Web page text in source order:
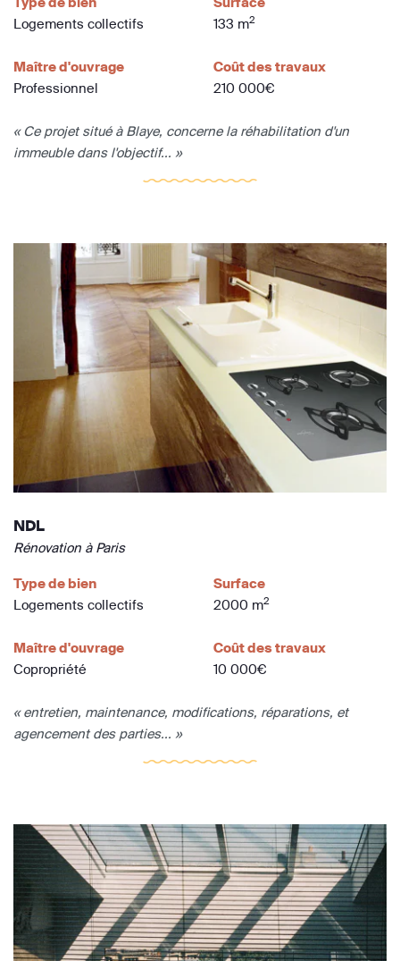
Logements collectifs
133 m2
Maître d'ouvrage
Professionnel
Coût des travaux
210 000€
« Ce projet situé à Blaye, concerne la réhabilitation d'un
immeuble dans l'objectif... »
NDL
Rénovation à Paris
Type de bien
Logements collectifs
Surface
2000 m2
Maître d'ouvrage
Copropriété
Coût des travaux
10 000€
« entretien, maintenance, modifications, réparations, et
agencement des parties... »